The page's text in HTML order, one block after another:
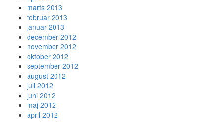
marts 2013
februar 2013
januar 2013
december 2012
november 2012
oktober 2012
september 2012
august 2012
juli 2012
juni 2012
maj 2012
april 2012